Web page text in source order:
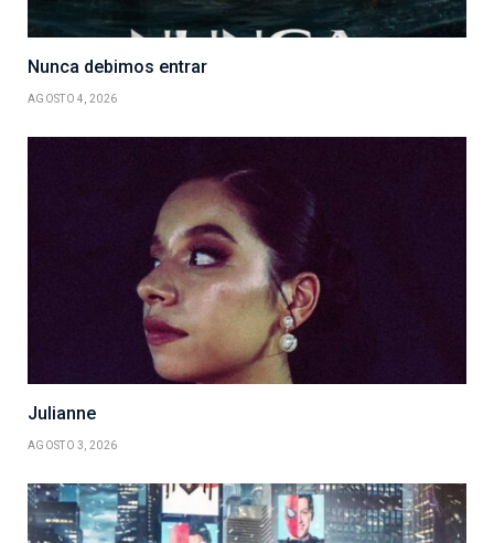
Nunca debimos entrar
AGOSTO 4, 2026
Julianne
AGOSTO 3, 2026